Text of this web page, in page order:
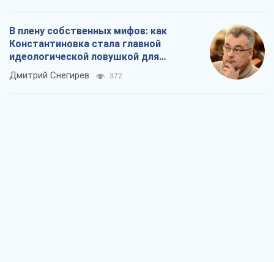
В плену собственных мифов: как
Константиновка стала главной
идеологической ловушкой для
российских оккупантов
Дмитрий Снегирев 372